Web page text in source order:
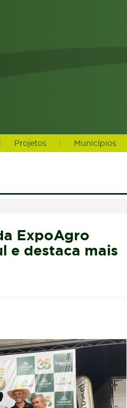
Projetos Municípios
ExpoAgro
e destaca mais